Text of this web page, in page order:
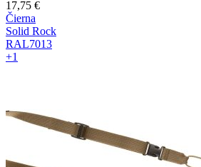
17,75 €
Čierna
Solid Rock
RAL7013
+1